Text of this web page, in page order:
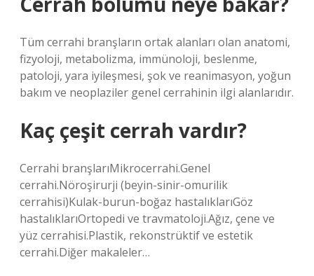
Tüm cerrahi branşların ortak alanları olan anatomi,
fizyoloji, metabolizma, immünoloji, beslenme,
patoloji, yara iyileşmesi, şok ve reanimasyon, yoğun
bakım ve neoplaziler genel cerrahinin ilgi alanlarıdır.
Kaç çeşit cerrah vardır?
Cerrahi branşlarıMikrocerrahi.Genel
cerrahi.Nöroşirurji (beyin-sinir-omurilik
cerrahisi)Kulak-burun-boğaz hastalıklarıGöz
hastalıklarıOrtopedi ve travmatoloji.Ağız, çene ve
yüz cerrahisi.Plastik, rekonstrüktif ve estetik
cerrahi.Diğer makaleler…